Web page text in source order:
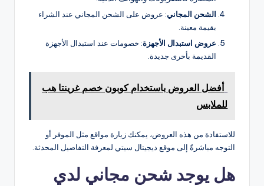
الشحن المجاني: عروض على الشحن المجاني عند الشراء
بقيمة معينة.
عروض استبدال الأجهزة: خصومات عند استبدال الأجهزة
القديمة بأخرى جديدة.
أفضل العروض باستخدام كوبون خصم غرينتا هب
للملابس
للاستفادة من هذه العروض، يمكنك زيارة مواقع مثل الموفر أو
التوجه مباشرةً إلى موقع ديجيتال سيتي لمعرفة التفاصيل المحدثة​.
هل يوجد شحن مجاني لدي